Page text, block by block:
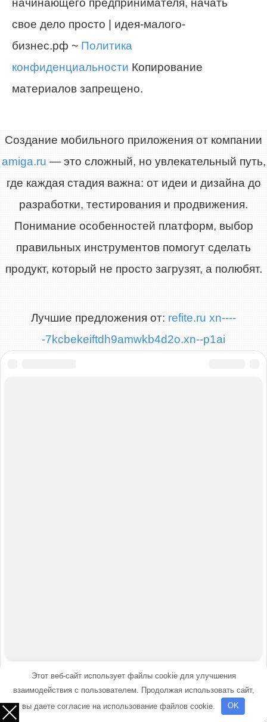
начинающего предпринимателя, начать
свое дело просто | идея-малого-
бизнес.рф ~ Политика
конфиденциальности Копирование
материалов запрещено.
Создание мобильного приложения от компании
amiga.ru — это сложный, но увлекательный путь,
где каждая стадия важна: от идеи и дизайна до
разработки, тестирования и продвижения.
Понимание особенностей платформ, выбор
правильных инструментов помогут сделать
продукт, который не просто загрузят, а полюбят.
Лучшие предложения от: refite.ru xn----
-7kcbekeiftdh9amwkb4d2o.xn--p1ai
Этот веб-сайт использует файлы cookie для улучшения
взаимодействия с пользователем. Продолжая использовать сайт,
вы даете согласие на использование файлов cookie.
OK